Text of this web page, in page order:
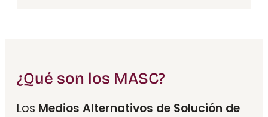
¿Qué son los MASC?
Los Medios Alternativos de Solución de